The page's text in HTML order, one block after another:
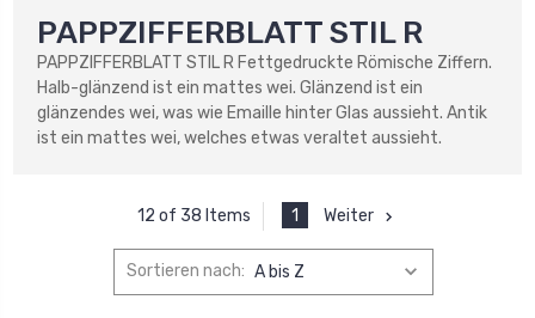
PAPPZIFFERBLATT STIL R
PAPPZIFFERBLATT STIL R Fettgedruckte Römische Ziffern.
Halb-glänzend ist ein mattes wei. Glänzend ist ein
glänzendes wei, was wie Emaille hinter Glas aussieht. Antik
ist ein mattes wei, welches etwas veraltet aussieht.
12 of 38 Items 1 Weiter
Sortieren nach: